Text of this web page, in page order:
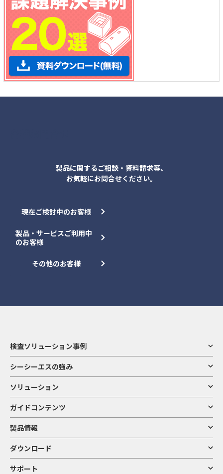
製品に関するご相談・資料請求等、
お気軽にお問合せください。
現在ご検討中のお客様
製品・サービスご利用中
のお客様
その他のお客様
検査ソリューション事例
シーシーエスの強み
ソリューション
ガイドコンテンツ
製品情報
ダウンロード
サポート